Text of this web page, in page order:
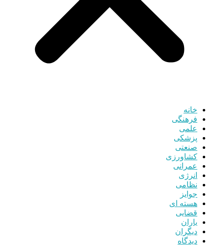
خانه
فرهنگی
علمی
پزشکی
صنعتی
کشاورزی
عمرانی
انرژی
نظامی
جوایز
هسته ای
قضایی
یاران
دیگران
دیدگاه